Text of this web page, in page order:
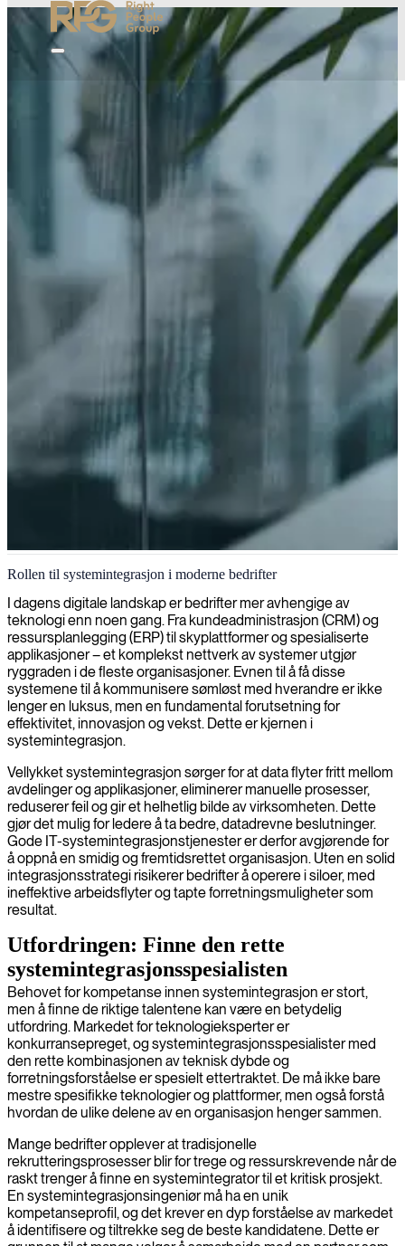
Systemintegreringsingeniørarbeid
Vi kobler IT-systemene og infrastrukturen din sømløst sammen med
eksperter på systemintegrasjon, og sikrer at teknologien din fungerer
optimalt sammen for best mulig ytelse og effektivitet.
Rollen til systemintegrasjon i moderne bedrifter
I dagens digitale landskap er bedrifter mer avhengige av
teknologi enn noen gang. Fra kundeadministrasjon (CRM) og
ressursplanlegging (ERP) til skyplattformer og spesialiserte
applikasjoner – et komplekst nettverk av systemer utgjør
ryggraden i de fleste organisasjoner. Evnen til å få disse
systemene til å kommunisere sømløst med hverandre er ikke
lenger en luksus, men en fundamental forutsetning for
effektivitet, innovasjon og vekst. Dette er kjernen i
systemintegrasjon.
Vellykket systemintegrasjon sørger for at data flyter fritt mellom
avdelinger og applikasjoner, eliminerer manuelle prosesser,
reduserer feil og gir et helhetlig bilde av virksomheten. Dette
gjør det mulig for ledere å ta bedre, datadrevne beslutninger.
Gode IT-systemintegrasjonstjenester er derfor avgjørende for
å oppnå en smidig og fremtidsrettet organisasjon. Uten en solid
integrasjonsstrategi risikerer bedrifter å operere i siloer, med
ineffektive arbeidsflyter og tapte forretningsmuligheter som
resultat.
Utfordringen: Finne den rette
systemintegrasjonsspesialisten
Behovet for kompetanse innen systemintegrasjon er stort,
men å finne de riktige talentene kan være en betydelig
utfordring. Markedet for teknologieksperter er
konkurransepreget, og systemintegrasjonsspesialister med
den rette kombinasjonen av teknisk dybde og
forretningsforståelse er spesielt ettertraktet. De må ikke bare
mestre spesifikke teknologier og plattformer, men også forstå
hvordan de ulike delene av en organisasjon henger sammen.
Mange bedrifter opplever at tradisjonelle
rekrutteringsprosesser blir for trege og ressurskrevende når de
raskt trenger å finne en systemintegrator til et kritisk prosjekt.
En systemintegrasjonsingeniør må ha en unik
kompetanseprofil, og det krever en dyp forståelse av markedet
å identifisere og tiltrekke seg de beste kandidatene. Dette er